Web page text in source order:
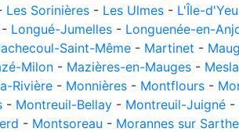
Les Sorinières - Les Ulmes - L'Île-d'Yeu
- Longué-Jumelles - Longuenée-en-
Saint-Même - Martinet -
Milon - Mazières-en-Mauges -
Rivière - Monnières - Montflours -
- Montreuil-Bellay - Montreuil-Juigné -
- Montsoreau - Morannes sur